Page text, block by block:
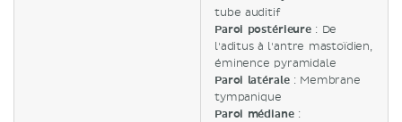
tube auditif
Paroi postérieure: De
l'aditus à l'antre mastoïdien,
éminence pyramidale
Paroi latérale: Membrane
tympanique
Paroi médiane: